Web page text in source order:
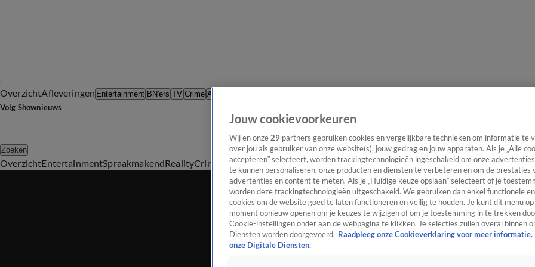
OverzichtAfleveringen Entertainment BN'ers TV Crime Algemeen
Volg Shownieuws
Zoeken
OverzichtEntertainmentSpraakmakendRealityCrime Video'sAfleveringen
Jouw cookievoorkeuren
Wij en onze 29 partners gebruiken cookies en vergelijkbare technieken om informatie te
over jou als gebruiker van onze website(s), jouw gedrag en jouw apparaten. Als je „Alle
accepteren” selecteert, worden trackingtechnologieën ingeschakeld om onze
te kunnen personaliseren, onze producten en diensten te verbeteren en om de prestaties
advertenties en content te meten. Als je „Huidige keuze opslaan” selecteert of je
worden deze trackingtechnologieën uitgeschakeld. We gebruiken dan enkel functionele
cookies om de website goed te laten functioneren en veilig te houden. Je kunt dit menu
moment opnieuw openen om je keuzes te wijzigen of om je toestemming in te trekken
Cookie-instellingen onder aan de webpagina te klikken. Je selecties zullen overal binnen
Diensten worden doorgevoerd. Raadpleeg onze Cookieverklaring voor meer informatie.
onze Digitale Diensten.